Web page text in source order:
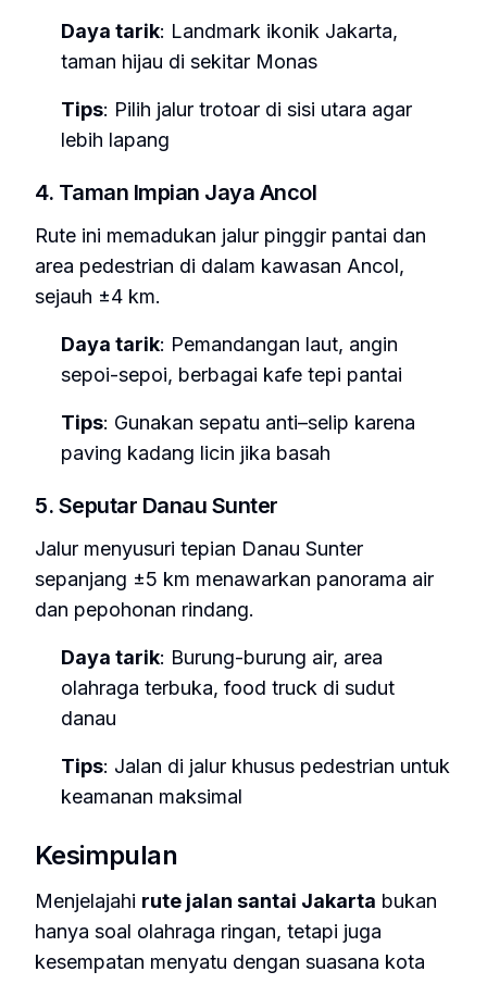
Daya tarik: Landmark ikonik Jakarta,
taman hijau di sekitar Monas
Tips: Pilih jalur trotoar di sisi utara agar
lebih lapang
4. Taman Impian Jaya Ancol
Rute ini memadukan jalur pinggir pantai dan
area pedestrian di dalam kawasan Ancol,
sejauh ±4 km.
Daya tarik: Pemandangan laut, angin
sepoi-sepoi, berbagai kafe tepi pantai
Tips: Gunakan sepatu anti–selip karena
paving kadang licin jika basah
5. Seputar Danau Sunter
Jalur menyusuri tepian Danau Sunter
sepanjang ±5 km menawarkan panorama air
dan pepohonan rindang.
Daya tarik: Burung-burung air, area
olahraga terbuka, food truck di sudut
danau
Tips: Jalan di jalur khusus pedestrian untuk
keamanan maksimal
Kesimpulan
Menjelajahi rute jalan santai Jakarta bukan
hanya soal olahraga ringan, tetapi juga
kesempatan menyatu dengan suasana kota